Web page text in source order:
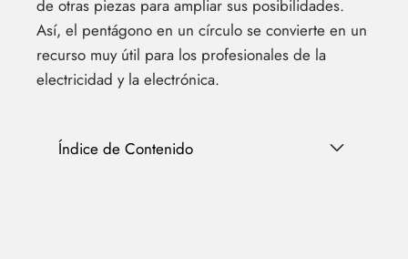
de otras piezas para ampliar sus posibilidades.
Así, el pentágono en un círculo se convierte en un
recurso muy útil para los profesionales de la
electricidad y la electrónica.
Índice de Contenido